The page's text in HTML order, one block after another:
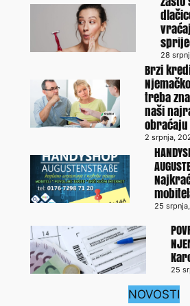
28
Brzi
treba
naši
obraćaju
2 srpnja,
25
25
NOVOSTI